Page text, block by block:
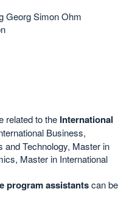
Georg Simon Ohm
related to the International
Business,
and Technology, Master in
Master in International
program assistantscan be